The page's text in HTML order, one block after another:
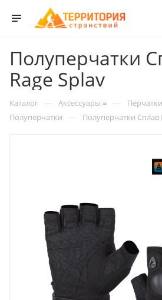
Полуперчатки
Rage Splav
Каталог — Аксессуары ≡ —
Полуперчатки — Полуперчатки Сплав